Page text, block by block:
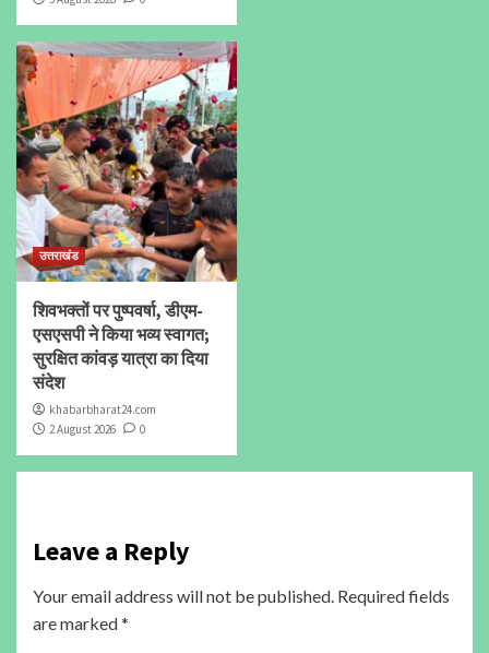
उत्तराखंड
शिवभक्तों पर पुष्पवर्षा, डीएम-
एसएसपी ने किया भव्य स्वागत;
सुरक्षित कांवड़ यात्रा का दिया
संदेश
khabarbharat24.com
2 August 2026
0
Leave a Reply
Your email address will not be published. Required fields
are marked*